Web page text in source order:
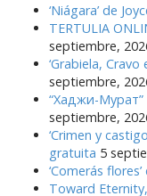
‘Niágara’ de
TERTULIA
septiembre,
‘Grabiela, Cravo
septiembre,
“Хаджи-Мурат”
septiembre,
‘Crimen y
gratuita 5
‘Comerás
Toward